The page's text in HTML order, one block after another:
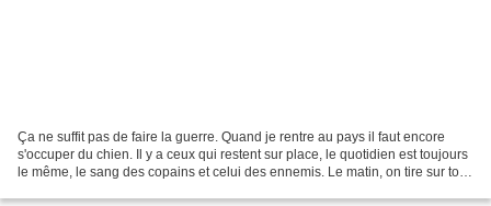
Ça ne suffit pas de faire la guerre. Quand je rentre au pays il faut encore
s'occuper du chien. Il y a ceux qui restent sur place, le quotidien est toujours
le même, le sang des copains et celui des ennemis. Le matin, on tire sur tout